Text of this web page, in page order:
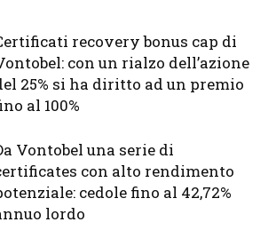
recovery bonus cap di
con un rialzo dell’azione
25% si ha diritto ad un premio
al 100%
Vontobel una serie di
con alto rendimento
cedole fino al 42,72%
lordo